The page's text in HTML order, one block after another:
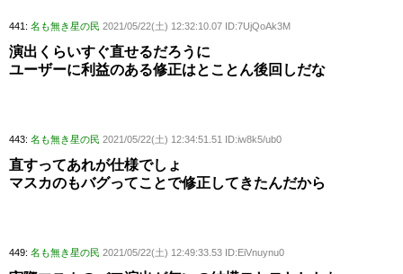
441: 名も無き星の民 2021/05/22(土) 12:32:10.07 ID:7UjQoAk3M
演出くらいすぐ直せるだろうに
ユーザーに利益のある修正はとことん後回しだな
443: 名も無き星の民 2021/05/22(土) 12:34:51.51 ID:iw8k5/ub0
直すってあれが仕様でしょ
マスカのもバグってことで修正してきたんだから
449: 名も無き星の民 2021/05/22(土) 12:49:33.53 ID:EiVnuynu0